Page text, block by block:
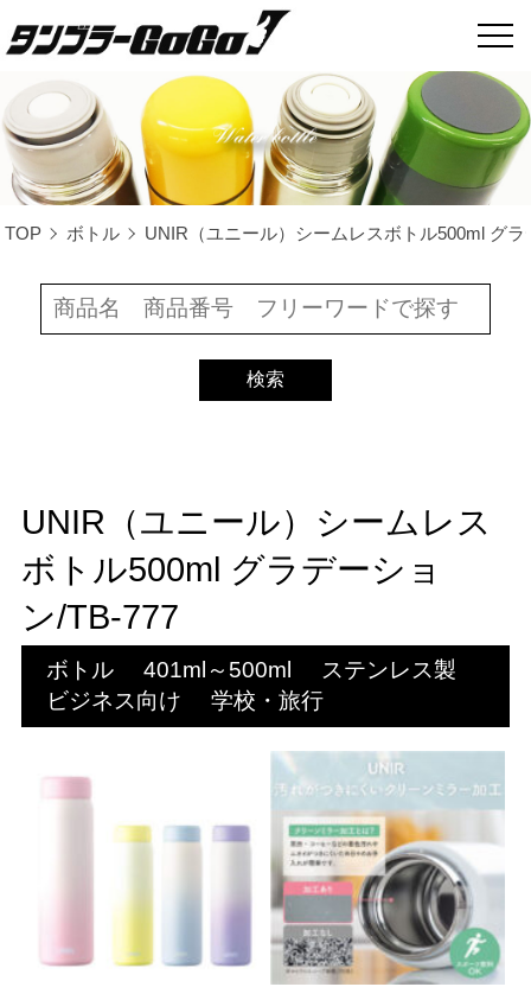
TOP ボトル UNIR（ユニール）シームレスボトル500ml グ
UNIR（ユニール）シームレス
ボトル500ml グラデーショ
ン/TB-777
ボトル 401ml～500ml
ステンレス製
ビジネス向け
学校・旅行